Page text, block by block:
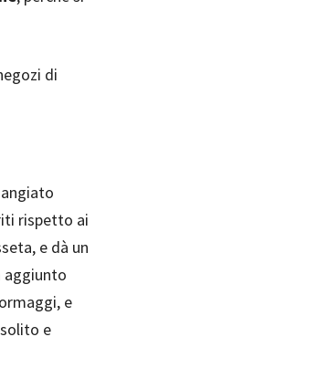
di
rispetto ai
e dà un
aggiunto
e
e